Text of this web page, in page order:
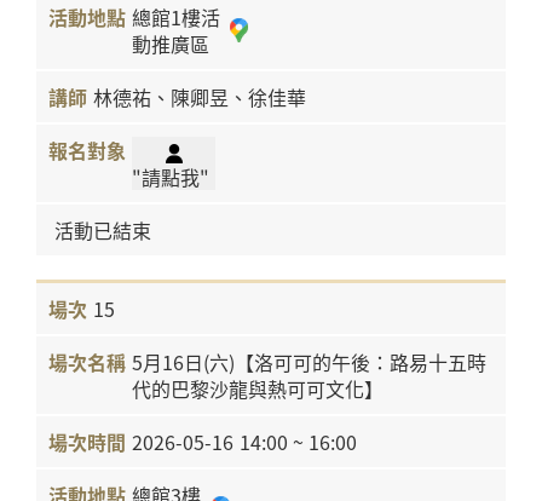
總館1樓活
動推廣區
林德祐、陳卿昱、徐佳華
"請點我"
活動已結束
15
5月16日(六)【洛可可的午後：路易十五時
代的巴黎沙龍與熱可可文化】
2026-05-16 14:00 ~ 16:00
總館3樓